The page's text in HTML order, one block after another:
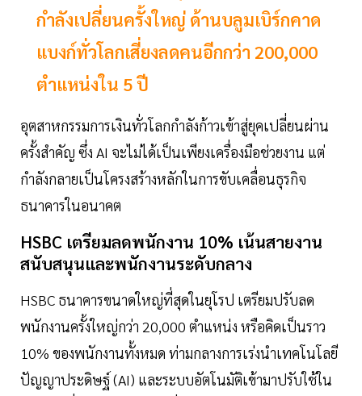
กำลังเปลี่ยนครั้งใหญ่ ด้านบลูมเบิร์กคาด
แบงก์ทั่วโลกเสี่ยงลดคนอีกกว่า 200,000
ตำแหน่งใน 5 ปี
อุตสาหกรรมการเงินทั่วโลกกำลังก้าวเข้าสู่ยุคเปลี่ยนผ่าน
ครั้งสำคัญ ซึ่ง AI จะไม่ได้เป็นเพียงเครื่องมือช่วยงาน แต่
กำลังกลายเป็นโครงสร้างหลักในการขับเคลื่อนธุรกิจ
ธนาคารในอนาคต
HSBC เตรียมลดพนักงาน 10% เน้นสายงาน
สนับสนุนและพนักงานระดับกลาง
HSBC ธนาคารขนาดใหญ่ที่สุดในยุโรป เตรียมปรับลด
พนักงานครั้งใหญ่กว่า 20,000 ตำแหน่ง หรือคิดเป็นราว
10% ของพนักงานทั้งหมด ท่ามกลางการเร่งนำเทคโนโลยี
ปัญญาประดิษฐ์ (AI) และระบบอัตโนมัติเข้ามาปรับใช้ใน